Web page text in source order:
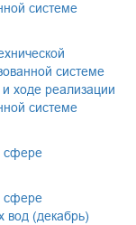
системе
системе
ходе реализации
системе
сфере
сфере
вод (декабрь)